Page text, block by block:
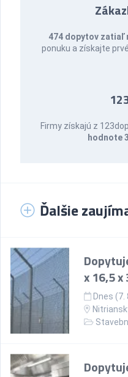
474 dopytov zatiaľ
ponuku a získajte
Firmy získajú z
hodnote
Ďalšie
x 16,5 x
Dnes (7.